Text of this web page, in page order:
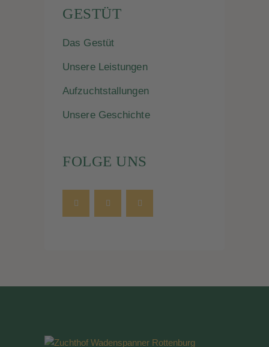
GESTÜT
Das Gestüt
Unsere Leistungen
Aufzuchtstallungen
Unsere Geschichte
FOLGE UNS